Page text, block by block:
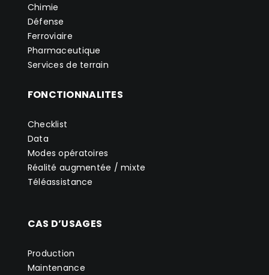
Chimie
Défense
Ferroviaire
Pharmaceutique
Services de terrain
FONCTIONNALITES
Checklist
Data
Modes opératoires
Réalité augmentée / mixte
Téléassistance
CAS D’USAGES
Production
Maintenance